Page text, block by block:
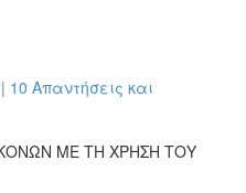
10 Απαντήσεις και
ΜΕ ΤΗ ΧΡΗΣΗ ΤΟΥ